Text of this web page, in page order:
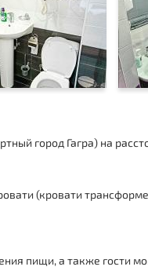
город Гагра) на
(кровати
пищи, а также гости